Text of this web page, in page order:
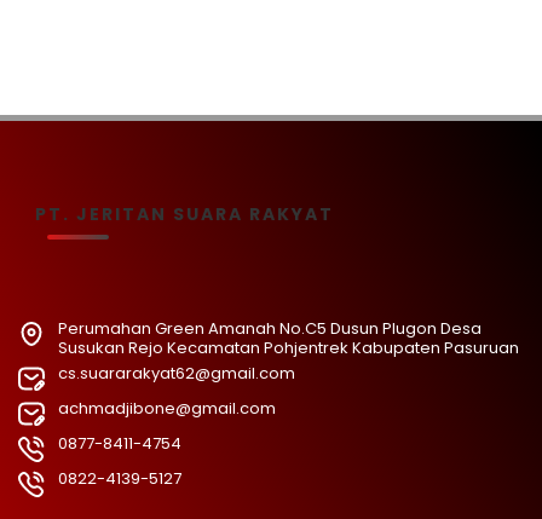
PT. JERITAN SUARA RAKYAT
Perumahan Green Amanah No.C5 Dusun Plugon Desa
Susukan Rejo Kecamatan Pohjentrek Kabupaten Pasuruan
cs.suararakyat62@gmail.com
achmadjibone@gmail.com
0877-8411-4754
0822-4139-5127